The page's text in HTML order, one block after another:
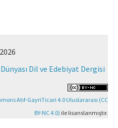
Dil ve Edebiyat Dergisi
Atıf-GayriTicari 4.0 Uluslararası (CC
BY-NC 4.0) ile lisanslanmıştır.